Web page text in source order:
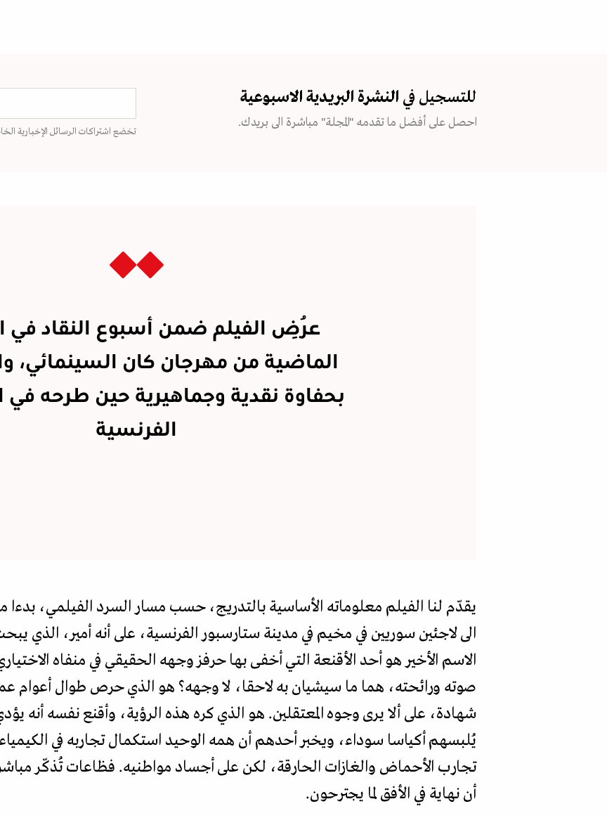
للتسجيل في النشرة البريدية الاسبوعية
احصل على أفضل ما تقدمه "المجلة" مباشرة الى بريدك.
تخضع اشتراكات الرسائل الإخبارية
عُرِض الفيلم ضمن أسبوع النقاد في
الماضية من مهرجان كان السينمائي،
بحفاوة نقدية وجماهيرية حين طرحه في
الفرنسية
يقدّم لنا الفيلم معلوماته الأساسية بالتدريج، حسب مسار السرد الفيلمي،
الى لاجئين سوريين في مخيم في مدينة ستارسبور الفرنسية، على أنه أمير، الذي
الاسم الأخير هو أحد الأقنعة التي أخفى بها حرفز وجهه الحقيقي في منفاه
صوته ورائحته، هما ما سيشيان به لاحقا، لا وجهه؟ هو الذي حرص طوال أعوام
شهادة، على ألا يرى وجوه المعتقلين. هو الذي كره هذه الرؤية، وأقنع نفسه أنه
يُلبسهم أكياسا سوداء، ويخبر أحدهم أن همه الوحيد استكمال تجاربه في
تجارب الأحماض والغازات الحارقة، لكن على أجساد مواطنيه. فظاعات تُذكّر
أن نهاية في الأفق لما يجترحون.